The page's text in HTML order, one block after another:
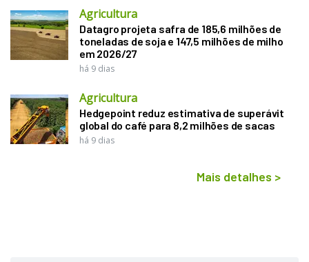
Agricultura
Datagro projeta safra de 185,6 milhões de
toneladas de soja e 147,5 milhões de milho
em 2026/27
há 9 dias
Agricultura
Hedgepoint reduz estimativa de superávit
global do café para 8,2 milhões de sacas
há 9 dias
Mais detalhes >